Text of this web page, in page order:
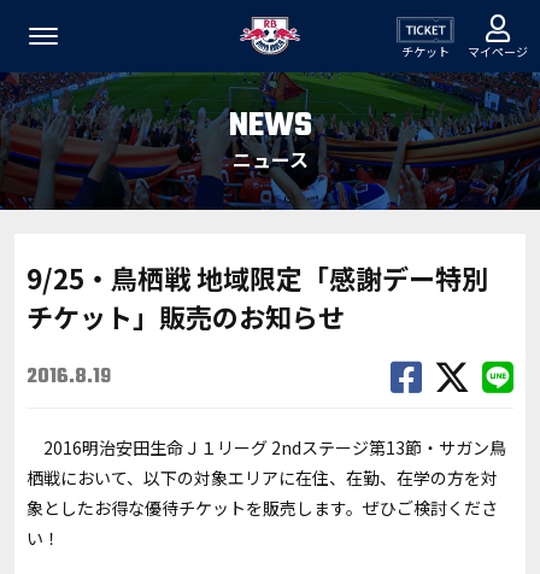
チケット マイページ
NEWS
ニュース
9/25・鳥栖戦 地域限定「感謝デー特別
チケット」販売のお知らせ
2016.8.19
2016明治安田生命Ｊ１リーグ 2ndステージ第13節・サガン鳥
栖戦において、以下の対象エリアに在住、在勤、在学の方を対
象としたお得な優待チケットを販売します。ぜひご検討くださ
い！